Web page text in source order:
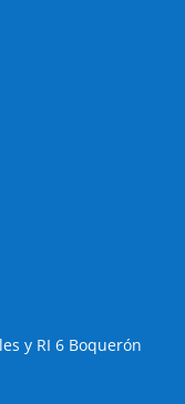
y RI 6 Boquerón